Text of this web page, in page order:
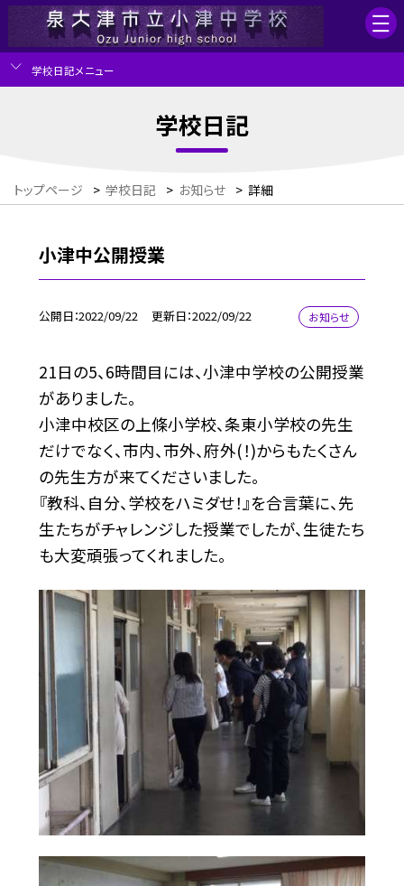
学校日記メニュー
学校日記
トップページ > 学校日記 > お知らせ > 詳細
小津中公開授業
公開日 2022/09/22 更新日 2022/09/22 お知らせ
21日の5、6時間目には、小津中学校の公開授業
がありました。
小津中校区の上條小学校、条東小学校の先生
だけでなく、市内、市外、府外(！)からもたくさん
の先生方が来てくださいました。
『教科、自分、学校をハミダせ！』を合言葉に、先
生たちがチャレンジした授業でしたが、生徒たち
も大変頑張ってくれました。